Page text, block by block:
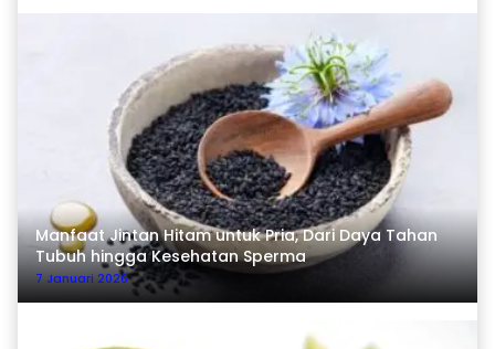
Manfaat Jintan Hitam untuk Pria, Dari Daya Tahan
Tubuh hingga Kesehatan Sperma
7 Januari 2026